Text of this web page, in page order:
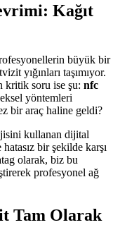
Kağıt
büyük bir
yığınları taşımıyor.
kritik soru ise şu: nfc
yöntemleri
bir araç haline geldi?
kullanan dijital
bir şekilde karşı
olarak, biz bu
profesyonel ağ
Tam Olarak